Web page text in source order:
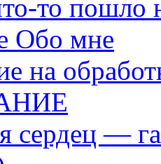
то пошло
Обо мне
на
сердец —